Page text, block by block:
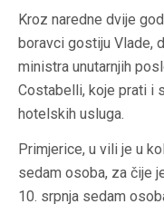
Kroz naredne dvije
boravci gostiju Vlade,
ministra unutarnjih
Costabelli, koje prati i
hotelskih usluga.
Primjerice, u vili je u
sedam osoba, za čije
10. srpnja sedam